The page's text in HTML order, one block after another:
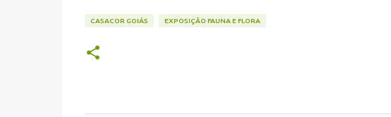
CASACOR GOIÁS EXPOSIÇÃO FAUNA E FLORA